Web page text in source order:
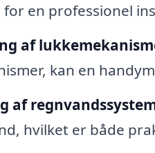
for en professionel
af
kan en
af
hvilket er både